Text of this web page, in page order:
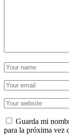
Guarda mi
para la próxima vez